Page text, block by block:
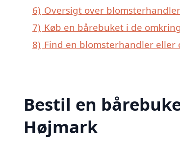
6) Oversigt over
7) Køb en bårebuket i de
8) Find en blomsterhandler
Bestil en
Højmark